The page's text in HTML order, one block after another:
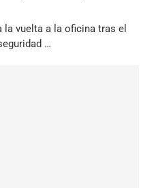
vuelta a la oficina tras el
…